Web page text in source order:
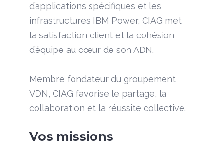
d’applications spécifiques et les
infrastructures IBM Power, CIAG met
la satisfaction client et la cohésion
d’équipe au cœur de son ADN.
Membre fondateur du groupement
VDN, CIAG favorise le partage, la
collaboration et la réussite collective.
Vos missions